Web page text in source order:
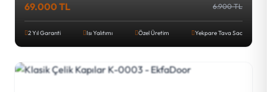
69.000 TL 6.900 TL
2 Yıl Garanti Isı Yalıtımı Özel Üretim Yekpare Tava Sac